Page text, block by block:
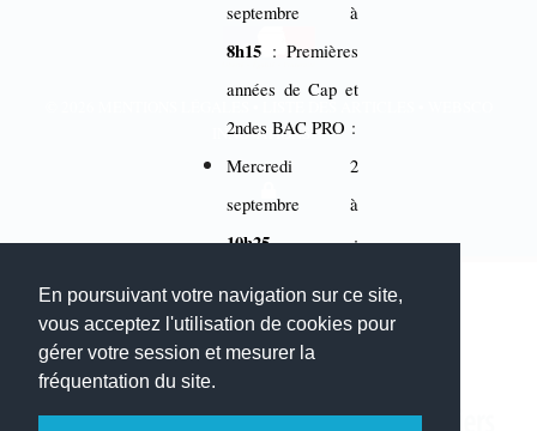
En poursuivant votre navigation sur ce site,
vous acceptez l'utilisation de cookies pour
gérer votre session et mesurer la
fréquentation du site.
septembre à
8h15 : Premières
années de Cap et
2ndes BAC PRO :
Mercredi 2
septembre à
10h25:
1 BMA, 1ères
BAC PRO et
INNOVATIONS™